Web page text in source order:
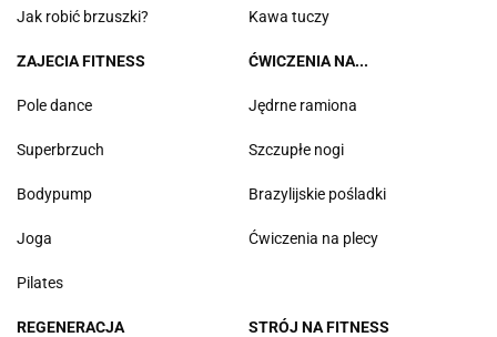
Jak robić brzuszki? Kawa tuczy
ZAJECIA FITNESS
Pole dance
Superbrzuch
Bodypump
Joga
Pilates
ĆWICZENIA NA...
Jędrne ramiona
Szczupłe nogi
Brazylijskie pośladki
Ćwiczenia na plecy
REGENERACJA STRÓJ NA FITNESS